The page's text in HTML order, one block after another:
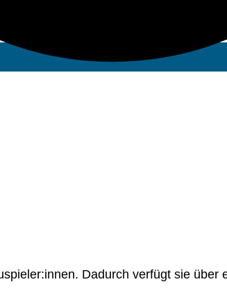
Dadurch verfügt sie über